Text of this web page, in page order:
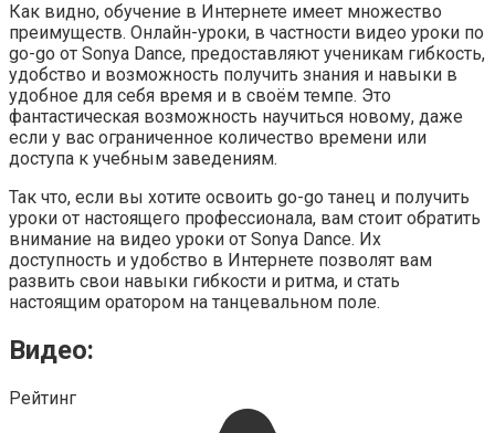
Как видно, обучение в Интернете имеет множество
преимуществ. Онлайн-уроки, в частности видео уроки по
go-go от Sonya Dance, предоставляют ученикам гибкость,
удобство и возможность получить знания и навыки в
удобное для себя время и в своём темпе. Это
фантастическая возможность научиться новому, даже
если у вас ограниченное количество времени или
доступа к учебным заведениям.
Так что, если вы хотите освоить go-go танец и получить
уроки от настоящего профессионала, вам стоит обратить
внимание на видео уроки от Sonya Dance. Их
доступность и удобство в Интернете позволят вам
развить свои навыки гибкости и ритма, и стать
настоящим оратором на танцевальном поле.
Видео:
Рейтинг